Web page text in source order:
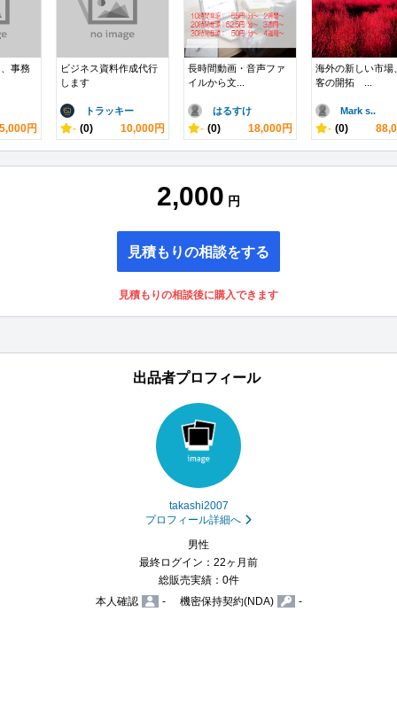
事務
5,000円
ビジネス資料作成代行
します
トラッキー
- (0) 10,000円
長時間動画・音声ファ
イルから文...
はるすけ
- (0) 18,000円
海外の新しい市場
客の開拓 ...
Mark s..
- (0)
2,000 円
見積もりの相談をする
見積もりの相談後に購入できます
出品者プロフィール
takashi2007
プロフィール詳細へ
男性
最終ログイン：22ヶ月前
総販売実績：0件
本人確認
- 機密保持契約(NDA) -